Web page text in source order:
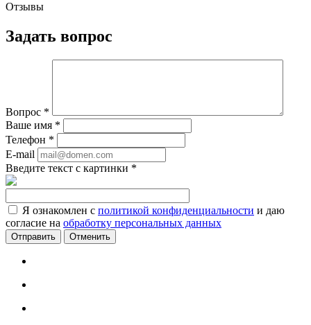
Отзывы
Задать вопрос
Вопрос *
Ваше имя *
Телефон *
E-mail
Введите текст с картинки *
Я ознакомлен с политикой конфиденциальности и даю
согласие на обработку персональных данных
Отменить